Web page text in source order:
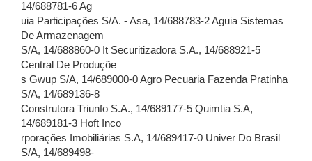
14/688781-6 Ag
uia Participações S/A. - Asa, 14/688783-2 Aguia Sistemas
De Armazenagem
S/A, 14/688860-0 It Securitizadora S.A., 14/688921-5
Central De Produçõe
s Gwup S/A, 14/689000-0 Agro Pecuaria Fazenda Pratinha
S/A, 14/689136-8
Construtora Triunfo S.A., 14/689177-5 Quimtia S.A,
14/689181-3 Hoft Inco
rporações Imobiliárias S.A, 14/689417-0 Univer Do Brasil
S/A, 14/689498-